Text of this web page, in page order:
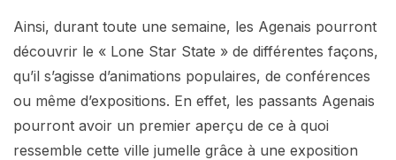
Ainsi, durant toute une semaine, les Agenais pourront
découvrir le « Lone Star State » de différentes façons,
qu’il s’agisse d’animations populaires, de conférences
ou même d’expositions. En effet, les passants Agenais
pourront avoir un premier aperçu de ce à quoi
ressemble cette ville jumelle grâce à une exposition